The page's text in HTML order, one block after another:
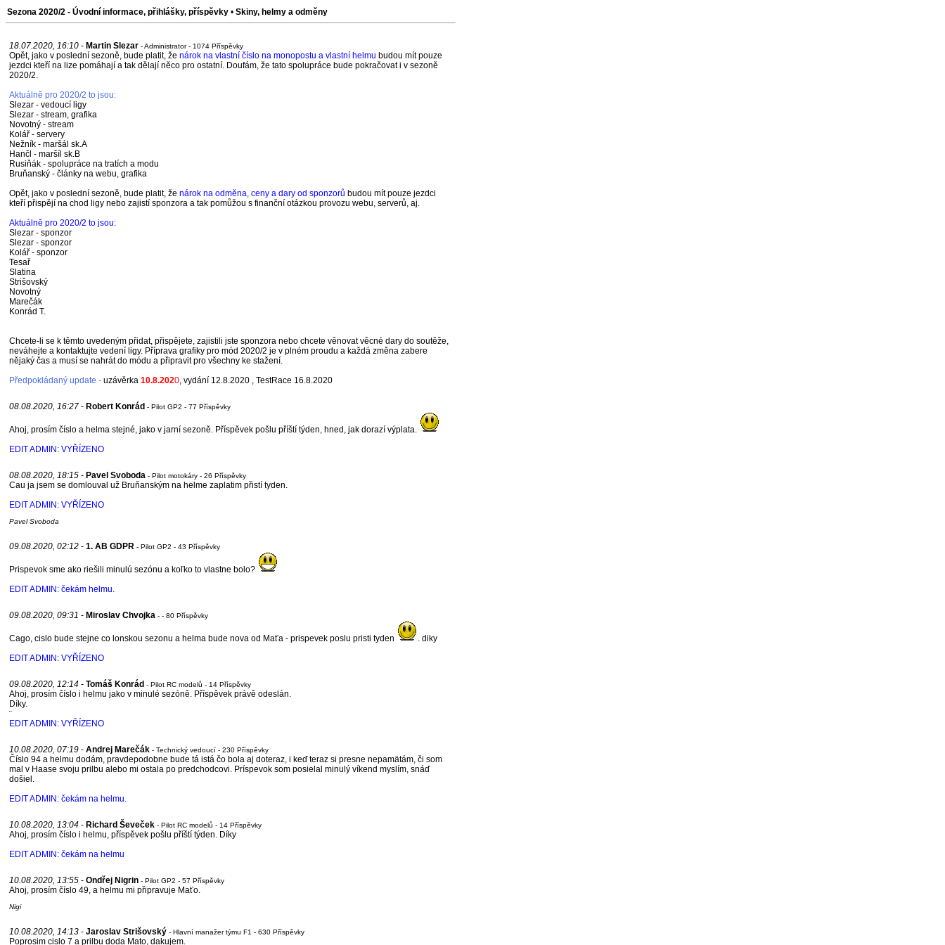
Sezona 2020/2 - Úvodní informace, přihlášky, příspěvky • Skiny, helmy a odměny
18.07.2020, 16:10 - Martin Slezar - Administrator - 1074 Příspěvky
Opět, jako v poslední sezoně, bude platit, že nárok na vlastní číslo na monopostu a vlastní helmu budou mít pouze
jezdci kteří na lize pomáhají a tak dělají něco pro ostatní. Doufám, že tato spolupráce bude pokračovat i v sezoně
2020/2.
Aktuálně pro 2020/2 to jsou:
Slezar - vedoucí ligy
Slezar - stream, grafika
Novotný - stream
Kolář - servery
Nežník - maršál sk.A
Hančl - maršíl sk.B
Rusiňák - spolupráce na tratích a modu
Bruňanský - články na webu, grafika
Opět, jako v poslední sezoně, bude platit, že nárok na odměna, ceny a dary od sponzorů budou mít pouze jezdci
kteří přispějí na chod ligy nebo zajistí sponzora a tak pomůžou s finanční otázkou provozu webu, serverů, aj.
Aktuálně pro 2020/2 to jsou:
Slezar - sponzor
Slezar - sponzor
Kolář - sponzor
Tesař
Slatina
Strišovský
Novotný
Marečák
Konrád T.
Chcete-li se k těmto uvedeným přidat, přispějete, zajistili jste sponzora nebo chcete věnovat věcné dary do soutěže,
neváhejte a kontaktujte vedení ligy. Příprava grafiky pro mód 2020/2 je v plném proudu a každá změna zabere
nějaký čas a musí se nahrát do módu a připravit pro všechny ke stažení.
Předpokládaný update - uzávěrka 10.8.2020, vydání 12.8.2020 , TestRace 16.8.2020
08.08.2020, 16:27 - Robert Konrád - Pilot GP2 - 77 Příspěvky
Ahoj, prosím číslo a helma stejné, jako v jarní sezoně. Příspěvek pošlu příští týden, hned, jak dorazí výplata.
EDIT ADMIN: VYŘÍZENO
08.08.2020, 18:15 - Pavel Svoboda - Pilot motokáry - 26 Příspěvky
Cau ja jsem se domlouval už Bruňanským na helme zaplatim přistí tyden.
EDIT ADMIN: VYŘÍZENO
Pavel Svoboda
09.08.2020, 02:12 - 1. AB GDPR - Pilot GP2 - 43 Příspěvky
Prispevok sme ako riešili minulú sezónu a koľko to vlastne bolo?
EDIT ADMIN: čekám helmu.
09.08.2020, 09:31 - Miroslav Chvojka - - 80 Příspěvky
Cago, cislo bude stejne co lonskou sezonu a helma bude nova od Maťa - prispevek poslu pristi tyden
. diky
EDIT ADMIN: VYŘÍZENO
09.08.2020, 12:14 - Tomáš Konrád - Pilot RC modelů - 14 Příspěvky
Ahoj, prosím číslo i helmu jako v minulé sezóně. Příspěvek právě odeslán.
Díky.
¨
EDIT ADMIN: VYŘÍZENO
10.08.2020, 07:19 - Andrej Marečák - Technický vedoucí - 230 Příspěvky
Číslo 94 a helmu dodám, pravdepodobne bude tá istá čo bola aj doteraz, i keď teraz si presne nepamätám, či som
mal v Haase svoju prilbu alebo mi ostala po predchodcovi. Príspevok som posielal minulý víkend myslím, snáď
došiel.
EDIT ADMIN: čekám na helmu.
10.08.2020, 13:04 - Richard Ševeček - Pilot RC modelů - 14 Příspěvky
Ahoj, prosím číslo i helmu, příspěvek pošlu příští týden. Díky
EDIT ADMIN: čekám na helmu
10.08.2020, 13:55 - Ondřej Nigrin - Pilot GP2 - 57 Příspěvky
Ahoj, prosím číslo 49, a helmu mi připravuje Maťo.
Nigi
10.08.2020, 14:13 - Jaroslav Strišovský - Hlavní manažer týmu F1 - 630 Příspěvky
Poprosim cislo 7 a prilbu doda Mato, dakujem.